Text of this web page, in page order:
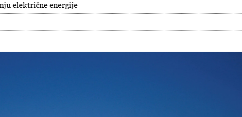
električne energije